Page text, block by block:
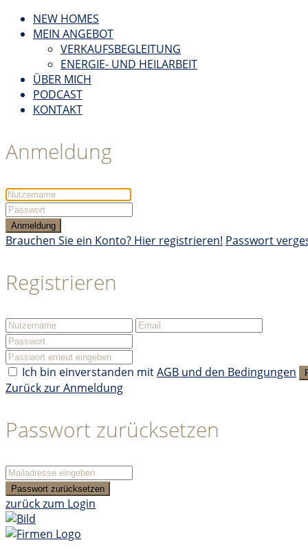
NEW HOMES
MEIN ANGEBOT
VERKAUFSBEGLEITUNG
ENERGIE- UND HEILARBEIT
ÜBER MICH
PODCAST
KONTAKT
Anmeldung
Anmeldung
Brauchen Sie ein Konto? Hier registrieren! Passwort
Registrieren
Ich bin einverstanden mitAGB und den Bedingungen
Zurück zur Anmeldung
Passwort zurücksetzen
Passwort zurücksetzen
zurück zum Login